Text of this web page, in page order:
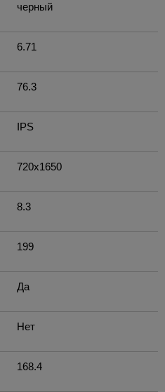
черный
6.71
76.3
IPS
720x1650
8.3
199
Да
Нет
168.4